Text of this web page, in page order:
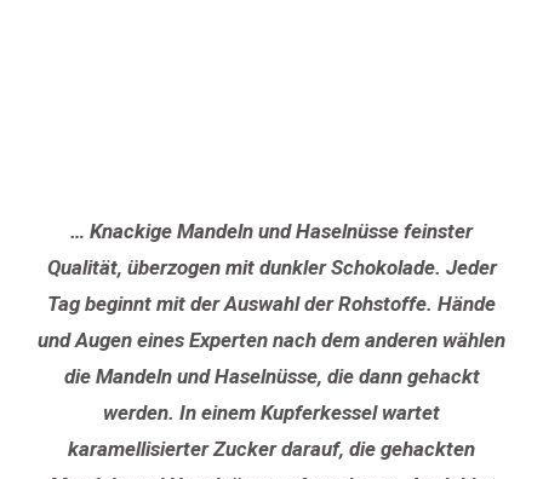
… Knackige Mandeln und Haselnüsse feinster
Qualität, überzogen mit dunkler Schokolade. Jeder
Tag beginnt mit der Auswahl der Rohstoffe. Hände
und Augen eines Experten nach dem anderen wählen
die Mandeln und Haselnüsse, die dann gehackt
werden. In einem Kupferkessel wartet
karamellisierter Zucker darauf, die gehackten